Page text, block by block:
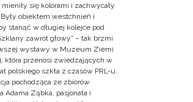
się kolorami i zachwycały
obiektem westchnień i
stanąć w długiej kolejce pod
zawrót głowy” – tak brzmi
wystawy w Muzeum Ziemi
która przenosi zwiedzających w
polskiego szkła z czasów PRL-u.
pochodząca ze zbiorów
Adama Ząbka, pasjonata i